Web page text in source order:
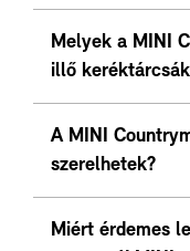
Melyek a MINI
illő
A MINI
szerelhetek?
Miért érdemes